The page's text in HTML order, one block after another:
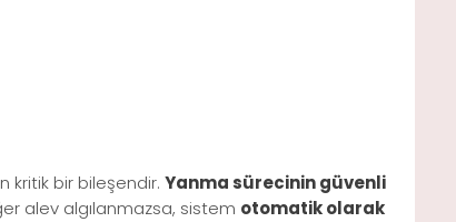
kritik bir bileşendir. Yanma sürecinin güvenli
alev algılanmazsa, sistem otomatik olarak